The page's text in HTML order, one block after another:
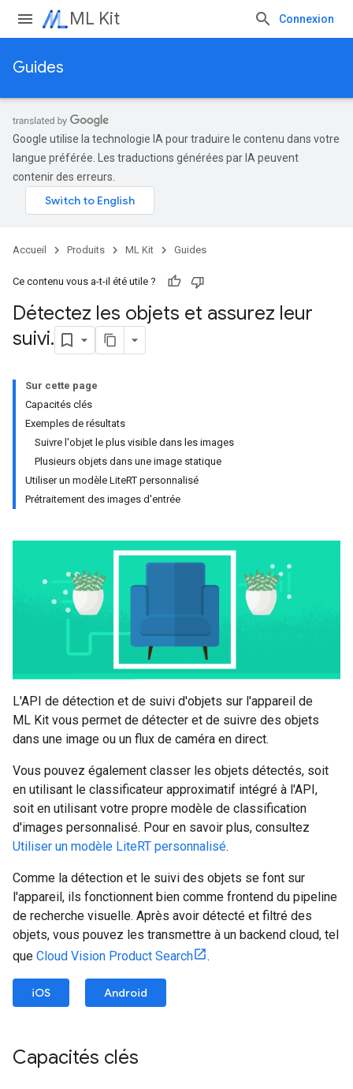
ML Kit Connexion
Guides
Google utilise la technologie IA pour traduire le contenu dans votre
langue préférée. Les traductions générées par IA peuvent
contenir des erreurs.
Accueil Produits ML Kit Guides
Ce contenu vous a-t-il été utile ?
Détectez les objets et assurez leur
suivi.
Sur cette page
Capacités clés
Exemples de résultats
Suivre l'objet le plus visible dans les images
Plusieurs objets dans une image statique
Utiliser un modèle LiteRT personnalisé
Prétraitement des images d'entrée
L'API de détection et de suivi d'objets sur l'appareil de
ML Kit vous permet de détecter et de suivre des objets
dans une image ou un flux de caméra en direct.
Vous pouvez également classer les objets détectés, soit
en utilisant le classificateur approximatif intégré à l'API,
soit en utilisant votre propre modèle de classification
d'images personnalisé. Pour en savoir plus, consultez
Utiliser un modèle LiteRT personnalisé.
Comme la détection et le suivi des objets se font sur
l'appareil, ils fonctionnent bien comme frontend du pipeline
de recherche visuelle. Après avoir détecté et filtré des
objets, vous pouvez les transmettre à un backend cloud, tel
que Cloud Vision Product Search .
iOS Android
Capacités clés